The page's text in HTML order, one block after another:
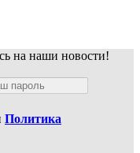
на наши новости!
Политика